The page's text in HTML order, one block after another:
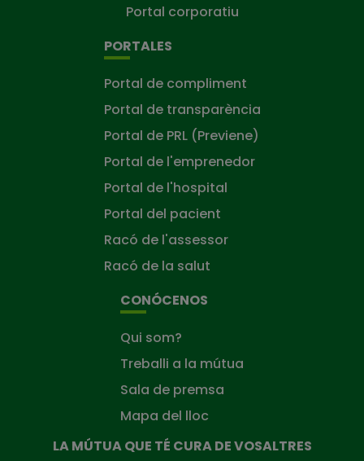
Portal corporatiu
PORTALES
Portal de compliment
Portal de transparència
Portal de PRL (Previene)
Portal de l'emprenedor
Portal de l'hospital
Portal del pacient
Racó de l'assessor
Racó de la salut
CONÓCENOS
Qui som?
Treballi a la mútua
Sala de premsa
Mapa del lloc
LA MÚTUA QUE TÉ CURA DE VOSALTRES